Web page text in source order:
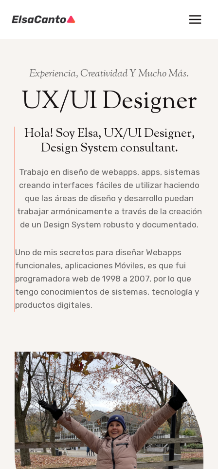
Experiencia, Creatividad Y Mucho Más.
UX/UI Designer
Hola! Soy Elsa, UX/UI Designer,
Design System consultant.
Trabajo en diseño de webapps, apps, sistemas
creando interfaces fáciles de utilizar haciendo
que las áreas de diseño y desarrollo puedan
trabajar armónicamente a través de la creación
de un Design System robusto y documentado.
Uno de mis secretos para diseñar Webapps
funcionales, aplicaciones Móviles, es que fui
programadora web de 1998 a 2007, por lo que
tengo conocimientos de sistemas, tecnología y
productos digitales.